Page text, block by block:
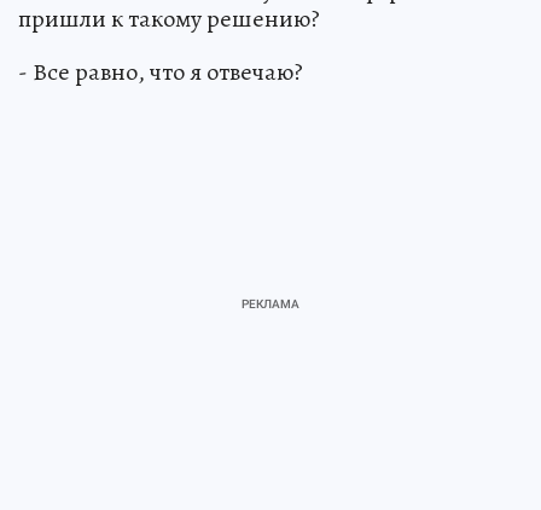
пришли к такому решению?
- Все равно, что я отвечаю?